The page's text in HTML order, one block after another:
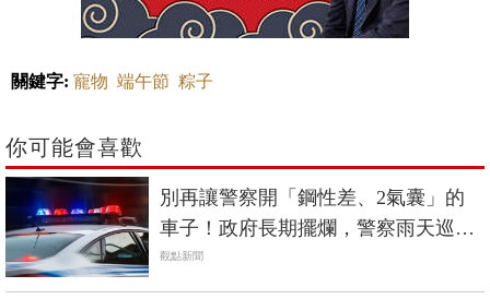
關鍵字: 寵物 端午節 粽子
你可能會喜歡
別再讓警察開「鋼性差、2氣囊」的
車子！政府長期擺爛，警察雨天巡
邏、車子一打滑就喪命
觀點新聞